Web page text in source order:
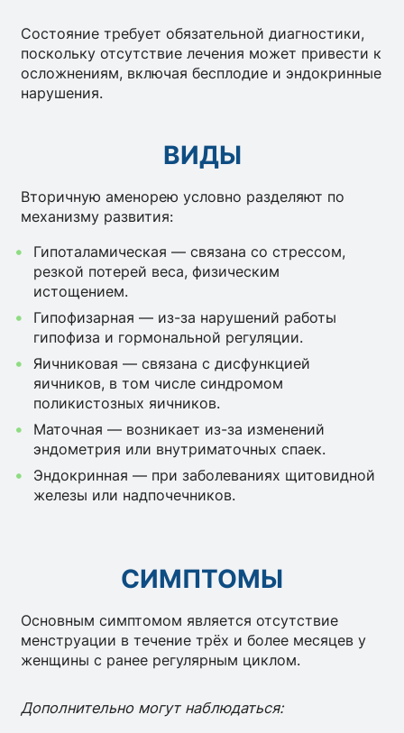
Состояние требует обязательной диагностики,
поскольку отсутствие лечения может привести к
осложнениям, включая бесплодие и эндокринные
нарушения.
ВИДЫ
Вторичную аменорею условно разделяют по
механизму развития:
Гипоталамическая — связана со стрессом,
резкой потерей веса, физическим
истощением.
Гипофизарная — из-за нарушений работы
гипофиза и гормональной регуляции.
Яичниковая — связана с дисфункцией
яичников, в том числе синдромом
поликистозных яичников.
Маточная — возникает из-за изменений
эндометрия или внутриматочных спаек.
Эндокринная — при заболеваниях щитовидной
железы или надпочечников.
СИМПТОМЫ
Основным симптомом является отсутствие
менструации в течение трёх и более месяцев у
женщины с ранее регулярным циклом.
Дополнительно могут наблюдаться: